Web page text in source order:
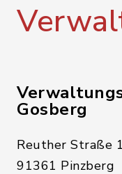
Gosberg
Reuther Straße 1
91361 Pinzberg